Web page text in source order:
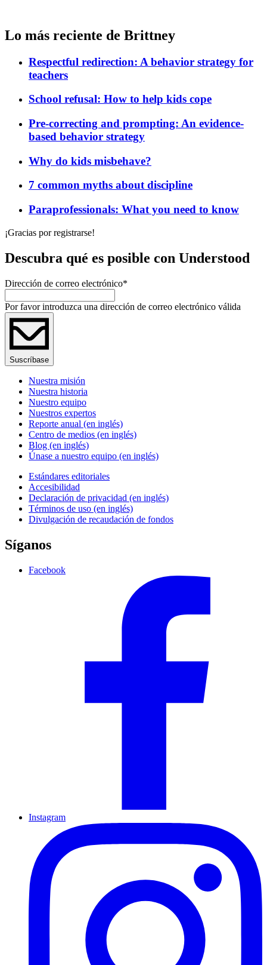
Lo más reciente de Brittney
Respectful redirection: A behavior strategy for
teachers
School refusal: How to help kids cope
Pre-correcting and prompting: An evidence-
based behavior strategy
Why do kids misbehave?
7 common myths about discipline
Paraprofessionals: What you need to know
¡Gracias por registrarse!
Descubra qué es posible con Understood
Dirección de correo electrónico*
Por favor introduzca una dirección de correo electrónico válida
Suscríbase
Nuestra misión
Nuestra historia
Nuestro equipo
Nuestros expertos
Reporte anual (en inglés)
Centro de medios (en inglés)
Blog (en inglés)
Únase a nuestro equipo (en inglés)
Estándares editoriales
Accesibilidad
Declaración de privacidad (en inglés)
Términos de uso (en inglés)
Divulgación de recaudación de fondos
Síganos
Facebook
Instagram